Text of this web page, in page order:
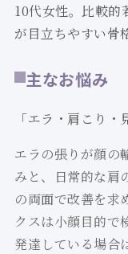
10代女性。比較的
が目立ちやすい骨
主なお悩み
「エラ・肩こり・
エラの張りが顔の
みと、日常的な肩
の両面で改善を求
クスは小顔目的で
発達している場合